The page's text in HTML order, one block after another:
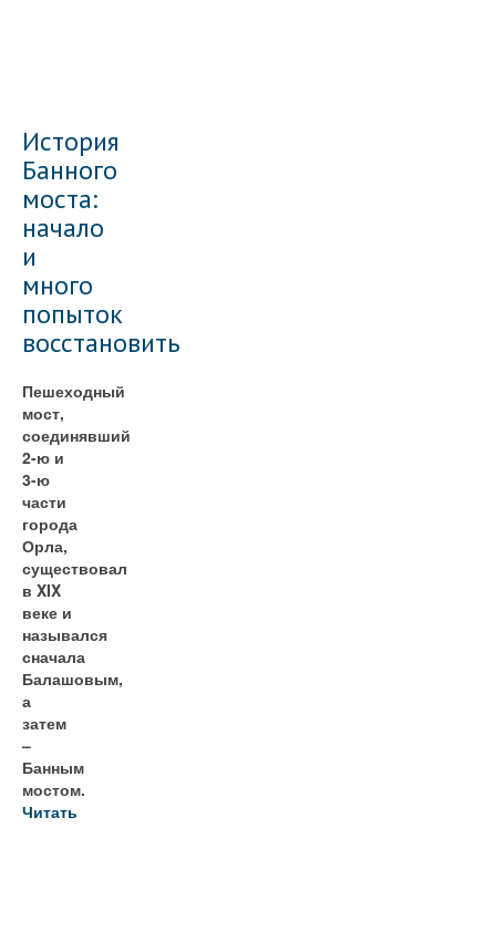
История
Банного
моста:
начало
и
много
попыток
восстановить
Пешеходный
мост,
соединявший
2-ю и
3-ю
части
города
Орла,
существовал
в XIX
веке и
назывался
сначала
Балашовым,
а
затем
–
Банным
мостом.
Читать